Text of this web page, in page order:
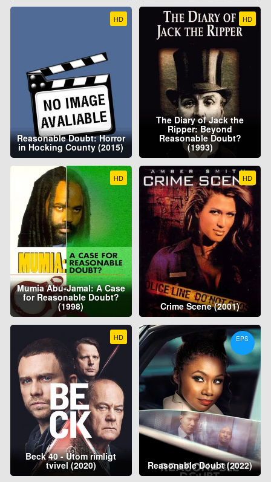
HD
Reasonable Doubt: Horror
in Hocking County (2015)
HD
The Diary of Jack the
Ripper: Beyond
Reasonable Doubt?
(1993)
HD
Mumia Abu-Jamal: A Case
for Reasonable Doubt?
(1998)
HD
Crime Scene (2001)
HD
Beck 40 - Utom rimligt
tvivel (2020)
EPS
Reasonable Doubt (2022)